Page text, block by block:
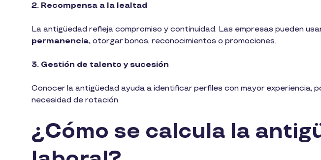
2. Recompensa a la lealtad
La antigüedad refleja compromiso y continuidad. Las empresas pueden
permanencia, otorgar bonos, reconocimientos o promociones.
3. Gestión de talento y sucesión
Conocer la antigüedad ayuda a identificar perfiles con mayor experiencia,
necesidad de rotación.
¿Cómo se calcula la